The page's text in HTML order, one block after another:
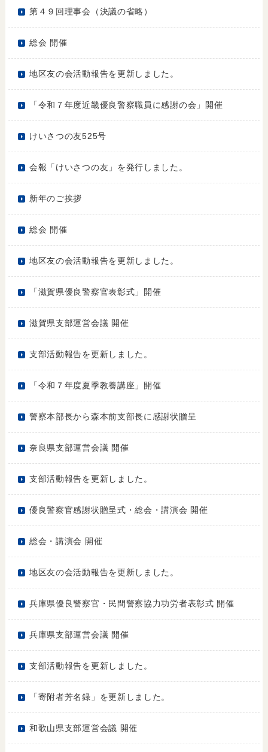
第４９回理事会（決議の省略）
総会 開催
地区友の会活動報告を更新しました。
「令和７年度近畿優良警察職員に感謝の会」開催
けいさつの友525号
会報「けいさつの友」を発行しました。
新年のご挨拶
総会 開催
地区友の会活動報告を更新しました。
「滋賀県優良警察官表彰式」開催
滋賀県支部運営会議 開催
支部活動報告を更新しました。
「令和７年度夏季教養講座」開催
警察本部長から森本前支部長に感謝状贈呈
奈良県支部運営会議 開催
支部活動報告を更新しました。
優良警察官感謝状贈呈式・総会・講演会 開催
総会・講演会 開催
地区友の会活動報告を更新しました。
兵庫県優良警察官・民間警察協力功労者表彰式 開催
兵庫県支部運営会議 開催
支部活動報告を更新しました。
「寄附者芳名録」を更新しました。
和歌山県支部運営会議 開催